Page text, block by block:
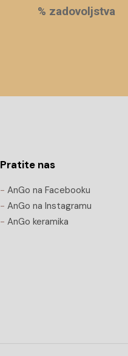
% zadovoljstva
Pratite nas
- AnGo na Facebooku
- AnGo na Instagramu
- AnGo keramika